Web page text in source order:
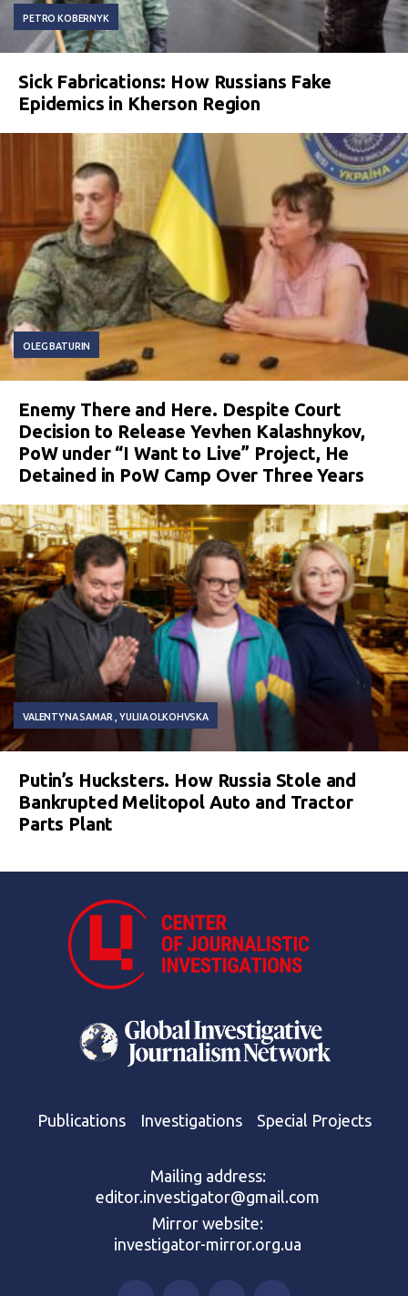
PETRO KOBERNYK
Sick Fabrications: How Russians Fake
Epidemics in Kherson Region
OLEG BATURIN
Enemy There and Here. Despite Court
Decision to Release Yevhen Kalashnykov,
PoW under “I Want to Live” Project, He
Detained in PoW Camp Over Three Years
VALENTYNA SAMAR YULIIA OLKOHVSKA
Putin’s Hucksters. How Russia Stole and
Bankrupted Melitopol Auto and Tractor
Parts Plant
Publications Investigations Special Projects
Mailing address:
editor.investigator@gmail.com
Mirror website:
investigator-mirror.org.ua